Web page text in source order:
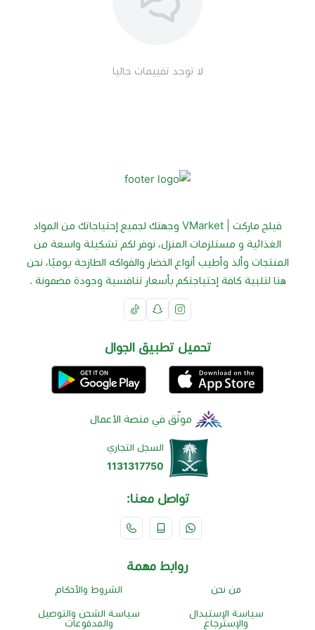
لا توجد تقييمات حاليا
فيلج ماركت | VMarket وجهتك لجميع إحتياجاتك من المواد
الغذائية و مستلزمات المنزل، نوفر لكم تشكيلة واسعة من
المنتجات وألذ وأطيب أنواع الخضار والفواكه الطازجة يوميًا، نحن
هنا لتلبية كافة إحتياجتكم بأسعار تنافسية وجودة مضمونة .
تحميل تطبيق الجوال
موثّق في منصة الأعمال
السجل التجاري
1131317750
تواصل معنا:
روابط مهمة
من نحن الشروط والأحكام
سياسة الإستبدال
والإسترجاع
سياسة الشحن والتوصيل
والمدفوعات